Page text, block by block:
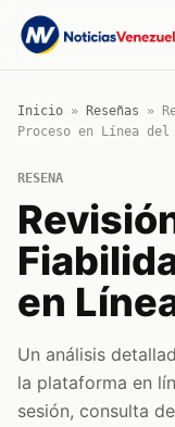
Inicio » Reseñas »
Proceso en Línea del
RESENA
en
Un análisis
la plataforma en
sesión, consulta